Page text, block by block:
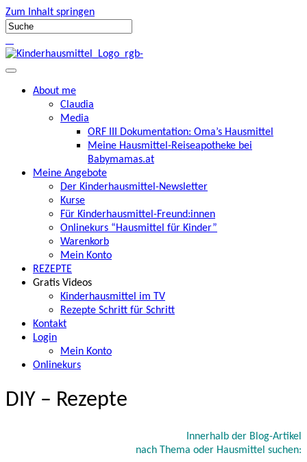
Zum Inhalt springen
About me
Claudia
Media
ORF III Dokumentation: Oma’s Hausmittel
Meine Hausmittel-Reiseapotheke bei
Babymamas.at
Meine Angebote
Der Kinderhausmittel-Newsletter
Kurse
Für Kinderhausmittel-Freund:innen
Onlinekurs “Hausmittel für Kinder”
Warenkorb
Mein Konto
REZEPTE
Gratis Videos
Kinderhausmittel im TV
Rezepte Schritt für Schritt
Kontakt
Login
Mein Konto
Onlinekurs
DIY – Rezepte
Innerhalb der Blog-Artikel
nach Thema oder Hausmittel suchen: